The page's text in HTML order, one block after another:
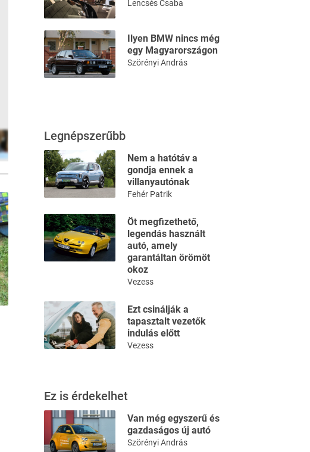
Lencsés Csaba
Ilyen BMW nincs még
egy Magyarországon
Szörényi András
Legnépszerűbb
Nem a hatótáv a
gondja ennek a
villanyautónak
Fehér Patrik
Öt megfizethető,
legendás használt
autó, amely
garantáltan örömöt
okoz
Vezess
Ezt csinálják a
tapasztalt vezetők
indulás előtt
Vezess
Ez is érdekelhet
Van még egyszerű és
gazdaságos új autó
Szörényi András